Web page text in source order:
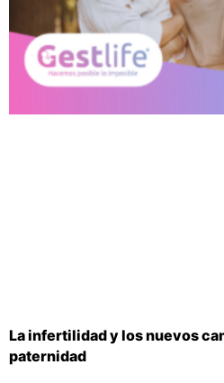
La infertilidad y los nuevos
paternidad